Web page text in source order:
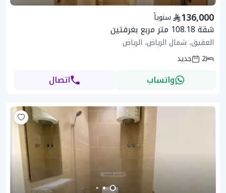
سنوياً 136,000
شقة 108.18 متر مربع بغرفتين
العقيق، شمال الرياض، الرياض
2
جديد
واتساب اتصال